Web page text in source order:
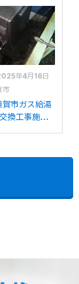
からノーリ
BLへの交
年4月16日
市
市ガス給湯
換工事施工